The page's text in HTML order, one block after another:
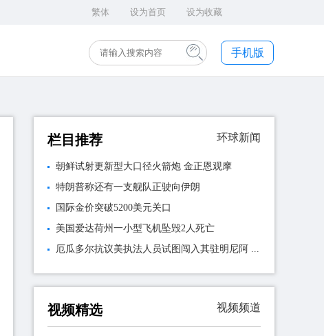
繁体 设为首页 设为收藏
手机版
栏目推荐 环球新闻
朝鲜试射更新型大口径火箭炮 金正恩观摩
特朗普称还有一支舰队正驶向伊朗
国际金价突破5200美元关口
美国爱达荷州一小型飞机坠毁2人死亡
厄瓜多尔抗议美执法人员试图闯入其驻明尼阿 ...
视频精选 视频频道